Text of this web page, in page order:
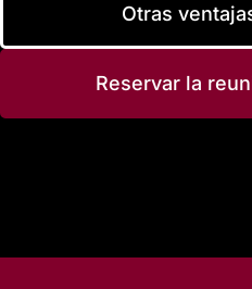
Otras
Reservar la